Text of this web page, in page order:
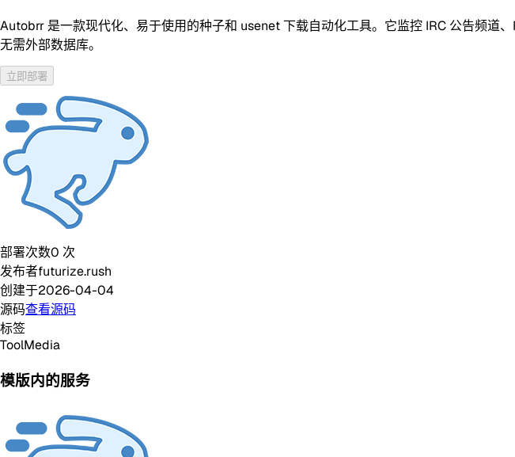
Autobrr 是一款现代化、易于使用的种子和 usenet 下载自动化工具。它监控 IRC 公告频道
无需外部数据库。
立即部署
部署次数0 次
发布者futurize.rush
创建于2026-04-04
源码查看源码
标签
ToolMedia
模版内的服务